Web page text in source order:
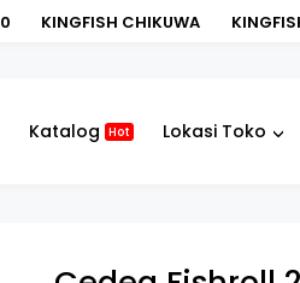
KINGFISH CHIKUWA
Katalog Hot Lokasi Toko